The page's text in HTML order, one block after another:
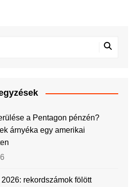
a Pentagon pénzén?
árnyéka egy amerikai
rekordszámok fölött